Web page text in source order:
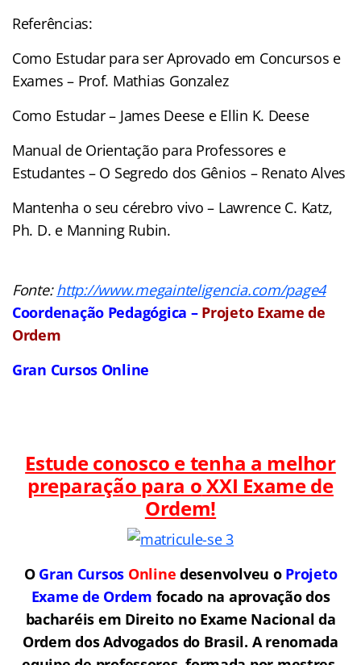
Referências:
Como Estudar para ser Aprovado em Concursos e
Exames – Prof. Mathias Gonzalez
Como Estudar – James Deese e Ellin K. Deese
Manual de Orientação para Professores e
Estudantes – O Segredo dos Gênios – Renato Alves
Mantenha o seu cérebro vivo – Lawrence C. Katz,
Ph. D. e Manning Rubin.
Fonte:http://www.megainteligencia.com/page4
Coordenação Pedagógica – Projeto Exame de
Ordem
Gran Cursos Online
Estude conosco e tenha a melhor
preparação para oXXI Exame de
Ordem!
O Gran Cursos Online desenvolveu o Projeto
Exame de Ordem focado na aprovação dos
bacharéis em Direito no Exame Nacional da
Ordem dos Advogados do Brasil. A renomada